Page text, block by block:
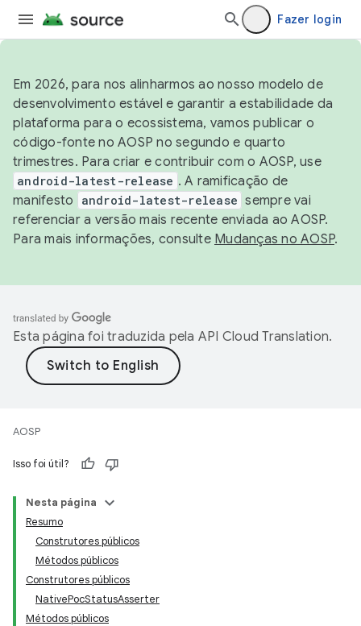
Fazer login
Em 2026, para nos alinharmos ao nosso modelo de
desenvolvimento estável e garantir a estabilidade da
plataforma para o ecossistema, vamos publicar o
código-fonte no AOSP no segundo e quarto
trimestres. Para criar e contribuir com o AOSP, use
android-latest-release . A ramificação de
manifesto
android-latest-release sempre vai
referenciar a versão mais recente enviada ao AOSP.
Para mais informações, consulte Mudanças no AOSP.
Esta página foi traduzida pela API Cloud Translation.
AOSP
Isso foi útil?
Nesta página
Resumo
Construtores públicos
Métodos públicos
Construtores públicos
NativePocStatusAsserter
Métodos públicos